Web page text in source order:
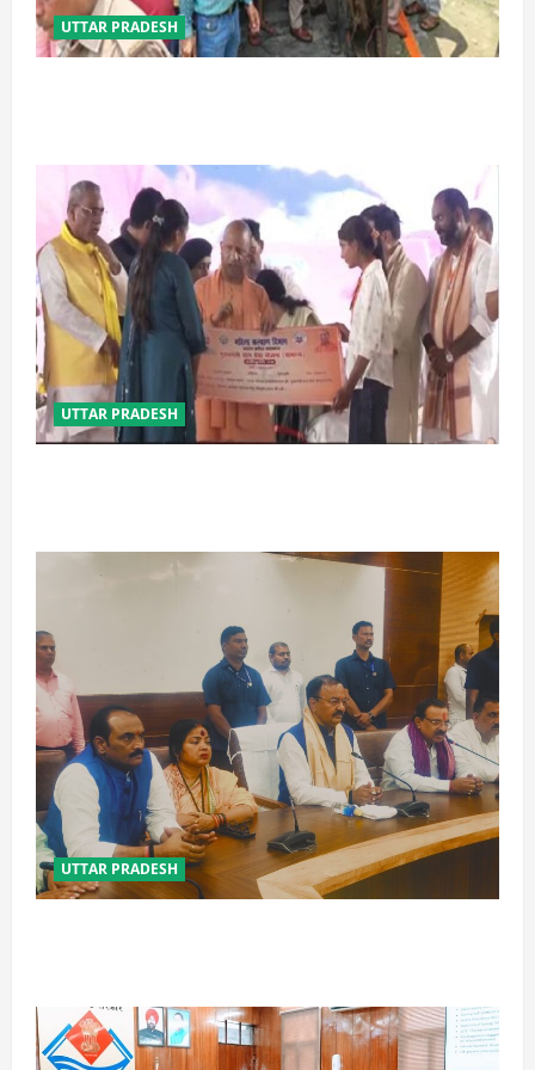
UTTAR PRADESH
UTTAR PRADESH
UTTAR PRADESH